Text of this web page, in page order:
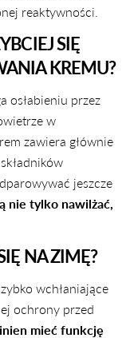
reaktywności.
SIĘ
KREMU?
osłabieniu przez
w
zawiera głównie
jeszcze
nie tylko nawilżać,
NA ZIMĘ?
wchłaniające
ochrony przed
mieć funkcję